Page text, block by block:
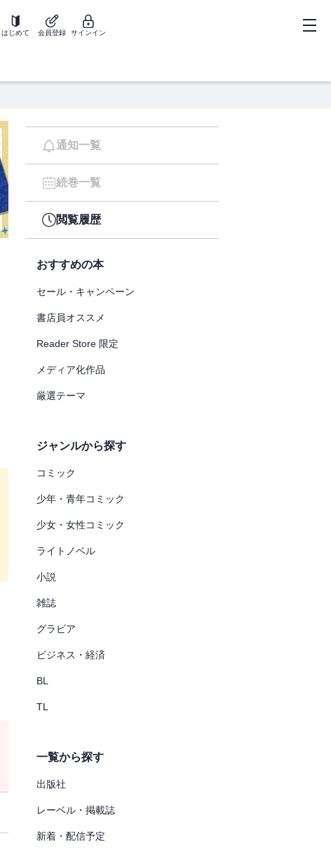
はじめて 会員登録 サインイン
通知一覧
続巻一覧
閲覧履歴
おすすめの本
セール・キャンペーン
書店員オススメ
Reader Store 限定
メディア化作品
厳選テーマ
ジャンルから探す
コミック
少年・青年コミック
少女・女性コミック
ライトノベル
小説
雑誌
グラビア
ビジネス・経済
BL
TL
一覧から探す
出版社
レーベル・掲載誌
新着・配信予定